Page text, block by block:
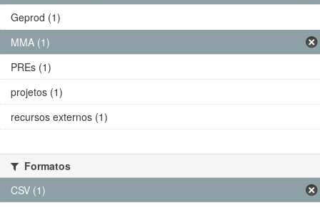
Geprod (1)
MMA (1)
PREs (1)
projetos (1)
recursos externos (1)
Formatos
CSV (1)